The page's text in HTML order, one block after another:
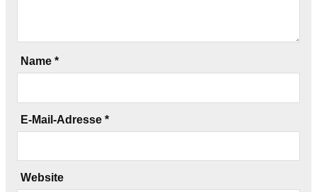
Name *
E-Mail-Adresse *
Website